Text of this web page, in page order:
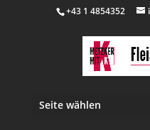
+43 1 4854352
Seite wählen